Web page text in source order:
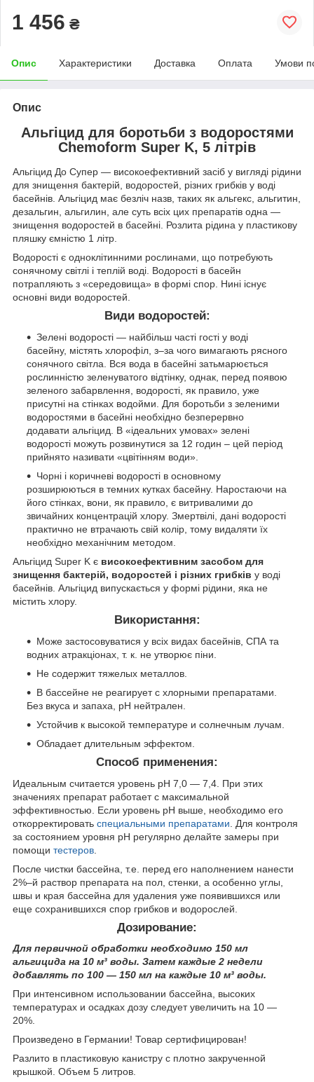
1 456 ₴
Опис Характеристики Доставка Оплата Умови
Опис
Альгіцид для боротьби з водоростями
Chemoform Super K, 5 літрів
Альгіцид До Супер — високоефективний засіб у вигляді рідини
для знищення бактерій, водоростей, різних грибків у воді
басейнів. Альгіцид має безліч назв, таких як альгекс, альгитин,
дезальгин, альгилин, але суть всіх цих препаратів одна —
знищення водоростей в басейні. Розлита рідина у пластикову
пляшку ємністю 1 літр.
Водорості є одноклітинними рослинами, що потребують
сонячному світлі і теплій воді. Водорості в басейн
потрапляють з «середовища» в формі спор. Нині існує
основні види водоростей.
Види водоростей:
Зелені водорості — найбільш часті гості у воді
басейну, містять хлорофіл, з–за чого вимагають рясного
сонячного світла. Вся вода в басейні затьмарюється
рослинністю зеленуватого відтінку, однак, перед появою
зеленого забарвлення, водорості, як правило, уже
присутні на стінках водойми. Для боротьби з зеленими
водоростями в басейні необхідно безперервно
додавати альгіцид. В «ідеальних умовах» зелені
водорості можуть розвинутися за 12 годин – цей період
прийнято називати «цвітінням води».
Чорні і коричневі водорості в основному
розширюються в темних кутках басейну. Наростаючи на
його стінках, вони, як правило, є витривалими до
звичайних концентрацій хлору. Змертвілі, дані водорості
практично не втрачають свій колір, тому видаляти їх
необхідно механічним методом.
Альгіцид Super K є високоефективним засобом для
знищення бактерій, водоростей і різних грибків у воді
басейнів. Альгіцид випускається у формі рідини, яка не
містить хлору.
Використання:
Може застосовуватися у всіх видах басейнів, СПА та
водних атракціонах, т. к. не утворює піни.
Не содержит тяжелых металлов.
В бассейне не реагирует с хлорными препаратами.
Без вкуса и запаха, pH нейтрален.
Устойчив к высокой температуре и солнечным лучам.
Обладает длительным эффектом.
Способ применения:
Идеальным считается уровень pH 7,0 — 7,4. При этих
значениях препарат работает с максимальной
эффективностью. Если уровень pH выше, необходимо его
откорректировать специальными препаратами . Для контроля
за состоянием уровня pH регулярно делайте замеры при
помощи тестеров
После чистки бассейна, т.е. перед его наполнением нанести
2%–й раствор препарата на пол, стенки, а особенно углы,
швы и края бассейна для удаления уже появившихся или
еще сохранившихся спор грибков и водорослей.
Дозирование:
Для первичной обработки необходимо 150 мл
альгицида на 10 м³ воды. Затем каждые 2 недели
добавлять по 100 — 150 мл на каждые 10 м³ воды.
При интенсивном использовании бассейна, высоких
температурах и осадках дозу следует увеличить на 10 —
20%.
Произведено в Германии! Товар сертифицирован!
Разлито в пластиковую канистру с плотно закрученной
крышкой. Объем 5 литров.